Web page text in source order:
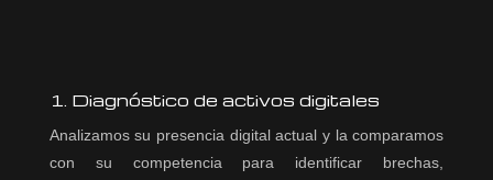
1. Diagnóstico de activos digitales
Analizamos su presencia digital actual y la comparamos
con su competencia para identificar brechas,